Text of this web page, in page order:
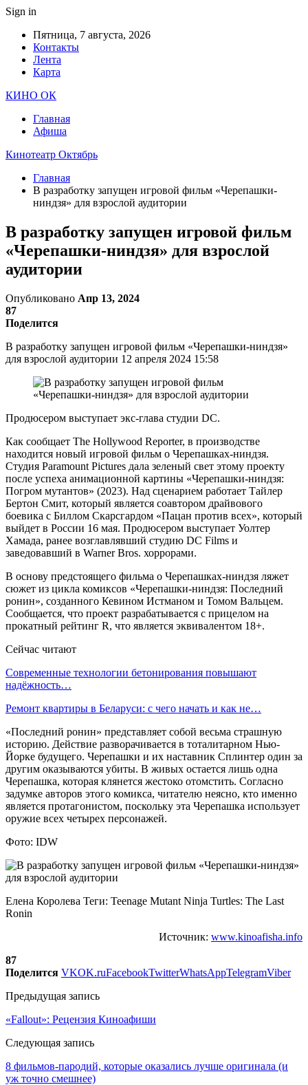
Sign in
Пятница, 7 августа, 2026
Контакты
Лента
Карта
КИНО ОК
Главная
Афиша
Кинотеатр Октябрь
Главная
В разработку запущен игровой фильм «Черепашки-
ниндзя» для взрослой аудитории
В разработку запущен игровой фильм
«Черепашки-ниндзя» для взрослой
аудитории
Опубликовано Апр 13, 2024
87
Поделится
В разработку запущен игровой фильм «Черепашки-ниндзя»
для взрослой аудитории 12 апреля 2024 15:58
Продюсером выступает экс-глава студии DC.
Как сообщает The Hollywood Reporter, в производстве
находится новый игровой фильм о Черепашках-ниндзя.
Студия Paramount Pictures дала зеленый свет этому проекту
после успеха анимационной картины «Черепашки-ниндзя:
Погром мутантов» (2023). Над сценарием работает Тайлер
Бертон Смит, который является соавтором драйвового
боевика с Биллом Скарсгардом «Пацан против всех», который
выйдет в России 16 мая. Продюсером выступает Уолтер
Хамада, ранее возглавлявший студию DC Films и
заведовавший в Warner Bros. хоррорами.
В основу предстоящего фильма о Черепашках-ниндзя ляжет
сюжет из цикла комиксов «Черепашки-ниндзя: Последний
ронин», созданного Кевином Истманом и Томом Вальцем.
Сообщается, что проект разрабатывается с прицелом на
прокатный рейтинг R, что является эквивалентом 18+.
Сейчас читают
Современные технологии бетонирования повышают
надёжность…
Ремонт квартиры в Беларуси: с чего начать и как не…
«Последний ронин» представляет собой весьма страшную
историю. Действие разворачивается в тоталитарном Нью-
Йорке будущего. Черепашки и их наставник Сплинтер один за
другим оказываются убиты. В живых остается лишь одна
Черепашка, которая клянется жестоко отомстить. Согласно
задумке авторов этого комикса, читателю неясно, кто именно
является протагонистом, поскольку эта Черепашка использует
оружие всех четырех персонажей.
Фото: IDW
Елена Королева Теги: Teenage Mutant Ninja Turtles: The Last
Ronin
Источник: www.kinoafisha.info
87
Поделится VKOK.ruFacebookTwitterWhatsAppTelegramViber
Предыдущая запись
«Fallout»: Рецензия Киноафиши
Следующая запись
8 фильмов-пародий, которые оказались лучше оригинала (и
уж точно смешнее)